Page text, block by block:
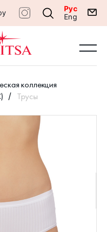
Рус
Eng
коллекция
Трусы